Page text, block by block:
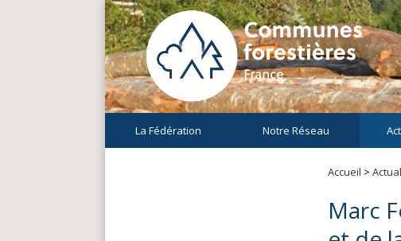
La Fédération Notre Réseau
Accueil >
Marc